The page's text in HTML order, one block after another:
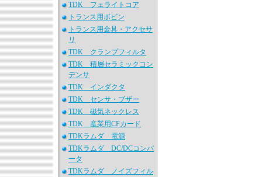
TDK フェライトコア
トランス用ボビン
トランス用金具・アクセサ
リ
TDK クランプフィルタ
TDK 積層セラミックコン
デンサ
TDK インダクタ
TDK センサ・ブザー
TDK 磁気ネックレス
TDK 産業用CFカード
TDKラムダ 電源
TDKラムダ DC/DCコンバ
ータ
TDKラムダ ノイズフィル